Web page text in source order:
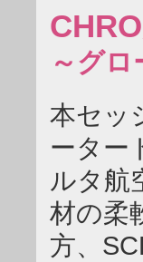
～グ
本セッ
ーター
ルタ航
材の柔
方、